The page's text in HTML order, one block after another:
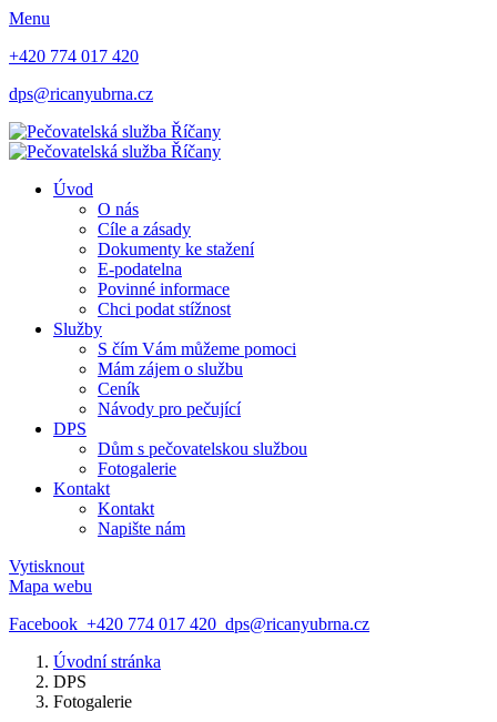
Menu
+420 774 017 420
dps@ricanyubrna.cz
Úvod
O nás
Cíle a zásady
Dokumenty ke stažení
E-podatelna
Povinné informace
Chci podat stížnost
Služby
S čím Vám můžeme pomoci
Mám zájem o službu
Ceník
Návody pro pečující
DPS
Dům s pečovatelskou službou
Fotogalerie
Kontakt
Kontakt
Napište nám
Vytisknout
Mapa webu
Facebook +420 774 017 420 dps@ricanyubrna.cz
Úvodní stránka
DPS
Fotogalerie